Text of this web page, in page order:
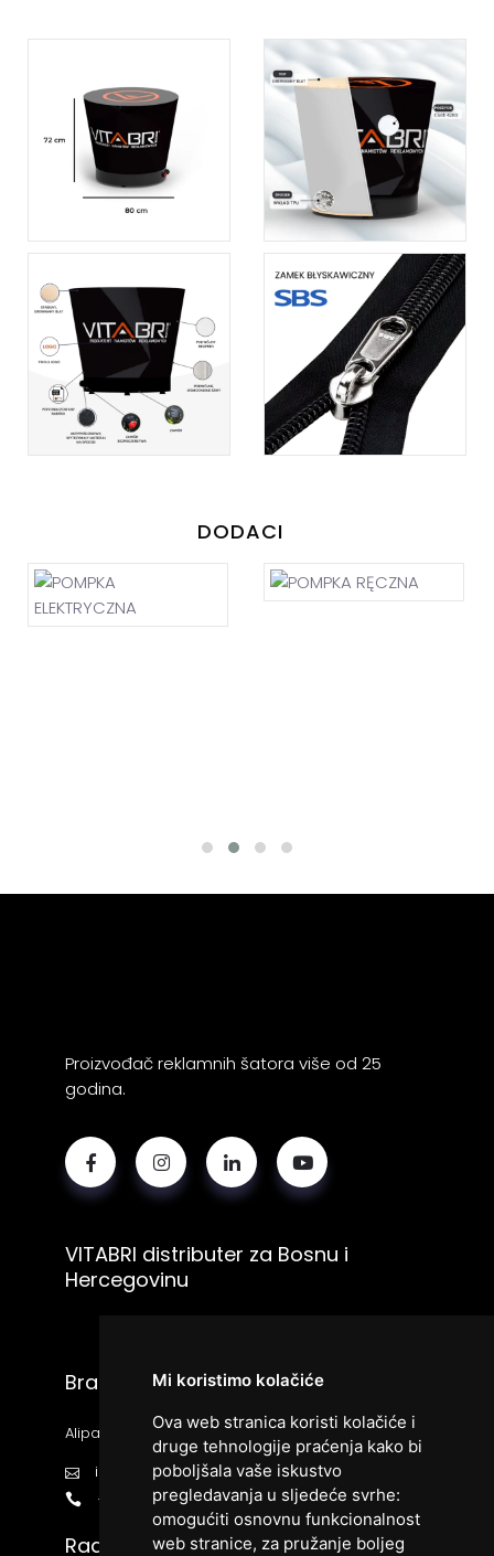
Mi koristimo kolačiće
Ova web stranica koristi kolačiće i
druge tehnologije praćenja kako bi
poboljšala vaše iskustvo
pregledavanja u sljedeće svrhe:
omogućiti osnovnu funkcionalnost
web stranice, za pružanje boljeg
DODACI
Proizvođač reklamnih šatora više od 25
godina.
VITABRI distributer za Bosnu i
Hercegovinu
Bracom d.o.o.
Alipašina bb, 71000 Sarajevo
info@vitabri.ba
+38733426666
Radno vrijeme: